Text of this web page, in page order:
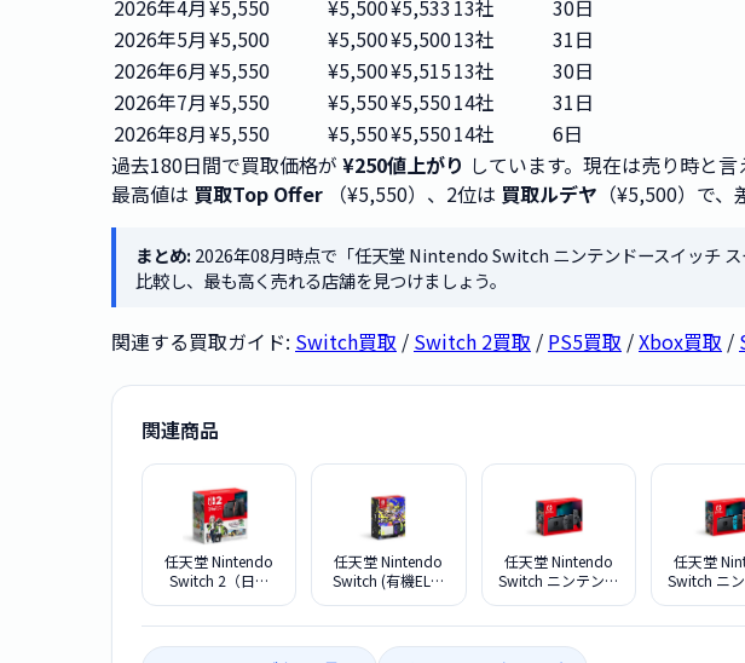
2026年4月¥5,550 ¥5,500¥5,53313社
30日
2026年5月¥5,500 ¥5,500¥5,50013社
31日
2026年6月¥5,550 ¥5,500¥5,51513社
30日
2026年7月¥5,550 ¥5,550¥5,55014社
31日
2026年8月¥5,550 ¥5,550¥5,55014社
6日
過去180日間で買取価格が ¥250値上がり しています。現在は売り時と言
最高値は 買取Top Offer （¥5,550）、2位は 買取ルデヤ （¥5,500）で、
まとめ:2026年08月時点で「任天堂 Nintendo Switch ニンテンドースイッチ
比較し、最も高く売れる店舗を見つけましょう。
関連する買取ガイド: Switch買取 / Switch 2買取 / PS5買取 /Xbox買取 /
関連商品
任天堂 Nintendo
Switch 2（日本
Nintendo Switch 2
任天堂 Nintendo
Switch (有機ELモ
任天堂 Nintendo
Switch ニンテンド
任天堂
Switch ニ